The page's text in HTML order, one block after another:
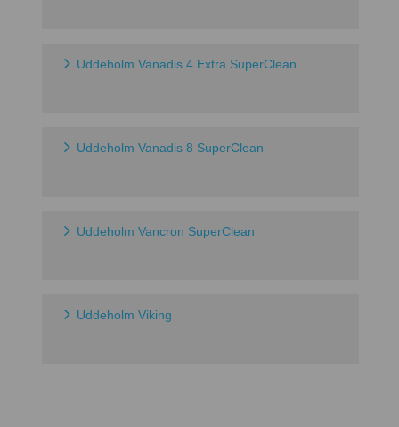
Uddeholm Vanadis 4 Extra SuperClean
Uddeholm Vanadis 8 SuperClean
Uddeholm Vancron SuperClean
Uddeholm Viking